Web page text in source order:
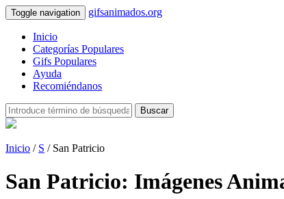
Toggle navigation gifsanimados.org
Inicio
Categorías Populares
Gifs Populares
Ayuda
Recomiéndanos
Buscar
Inicio / S / San Patricio
San Patricio: Imágenes